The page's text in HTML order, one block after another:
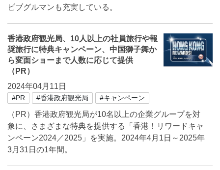
ビブグルマンも充実している。
香港政府観光局、10人以上の社員旅行や報
奨旅行に特典キャンペーン、中国獅子舞か
ら変面ショーまで人数に応じて提供
（PR）
2024年04月11日
#PR #香港政府観光局 #キャンペーン
（PR）香港政府観光局が10名以上の企業グループを対
象に、さまざまな特典を提供する「香港！リワードキャ
ンペーン2024／2025」を実施。2024年4月1日～2025年
3月31日の1年間。